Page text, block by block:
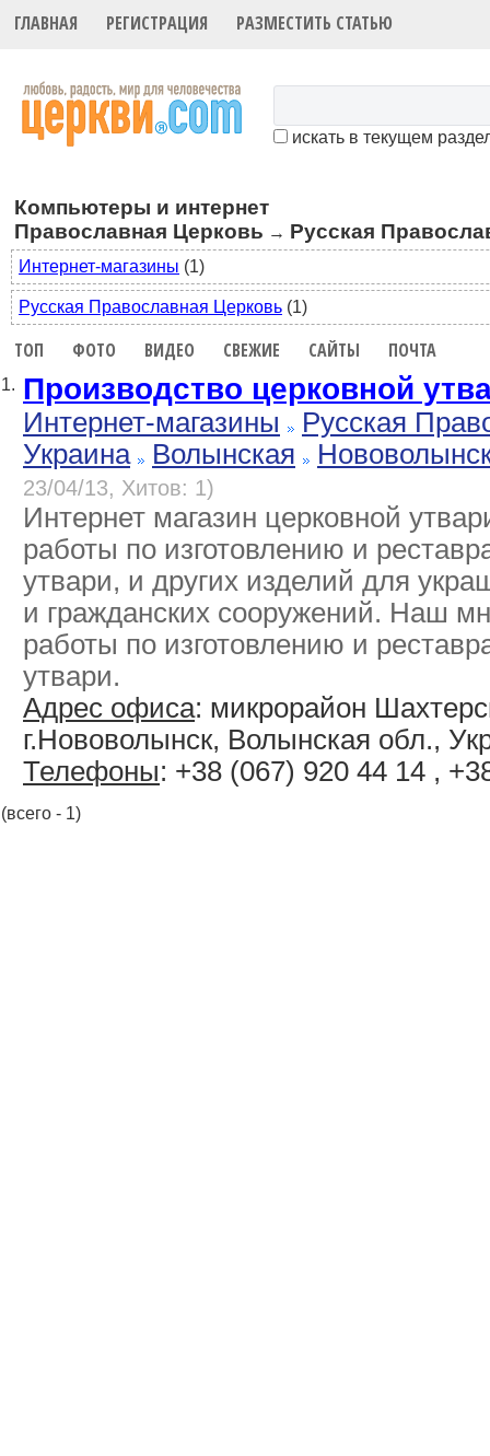
ГЛАВНАЯ РЕГИСТРАЦИЯ РАЗМЕСТИТЬ СТАТЬЮ
искать в текущем
Компьютеры и интернет
Православная Церковь → Русская
Интернет-магазины (1)
Русская Православная Церковь (1)
ТОП ФОТО ВИДЕО СВЕЖИЕ САЙТЫ ПОЧТА
1. Производство церковной
Интернет-магазины
Русская
Украина
Волынская
23/04/13, Хитов: 1)
Интернет магазин церковной
работы по изготовлению и
утвари, и других изделий для
и гражданских сооружений. Наш
работы по изготовлению и
утвари.
Адрес офиса: микрорайон
г.Нововолынск, Волынская обл.,
Телефоны: +38 (067) 920 44 14 ,
(всего - 1)